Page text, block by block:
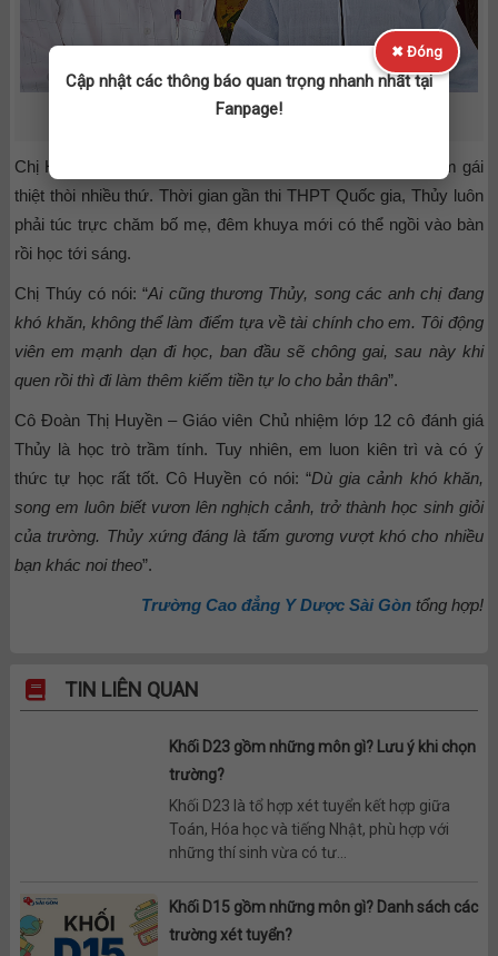
Ban lãnh đạo đã đến thắp hương cho bố của em Thủy
Chị Hồ Thị Thúy – 34 tuổi là chị gái của Thủy có chia sẻ: Em gái
thiệt thòi nhiều thứ. Thời gian gần thi THPT Quốc gia, Thủy luôn
phải túc trực chăm bố mẹ, đêm khuya mới có thể ngồi vào bàn
rồi học tới sáng.
Chị Thúy có nói: “Ai cũng thương Thủy, song các anh chị đang
khó khăn, không thể làm điểm tựa về tài chính cho em. Tôi động
viên em mạnh dạn đi học, ban đầu sẽ chông gai, sau này khi
quen rồi thì đi làm thêm kiếm tiền tự lo cho bản thân”.
Cô Đoàn Thị Huyền – Giáo viên Chủ nhiệm lớp 12 cô đánh giá
Thủy là học trò trầm tính. Tuy nhiên, em luon kiên trì và có ý
thức tự học rất tốt. Cô Huyền có nói: “Dù gia cảnh khó khăn,
song em luôn biết vươn lên nghịch cảnh, trở thành học sinh giỏi
của trường. Thủy xứng đáng là tấm gương vượt khó cho nhiều
bạn khác noi theo”.
Trường Cao đẳng Y Dược Sài Gòntổng hợp!
TIN LIÊN QUAN
Khối D23 gồm những môn gì? Lưu ý khi chọn
trường?
Khối D23 là tổ hợp xét tuyển kết hợp giữa
Toán, Hóa học và tiếng Nhật, phù hợp với
những thí sinh vừa có tư...
Khối D15 gồm những môn gì? Danh sách các
trường xét tuyển?
✖ Đóng
Cập nhật các thông báo quan trọng nhanh nhất tại
Fanpage!